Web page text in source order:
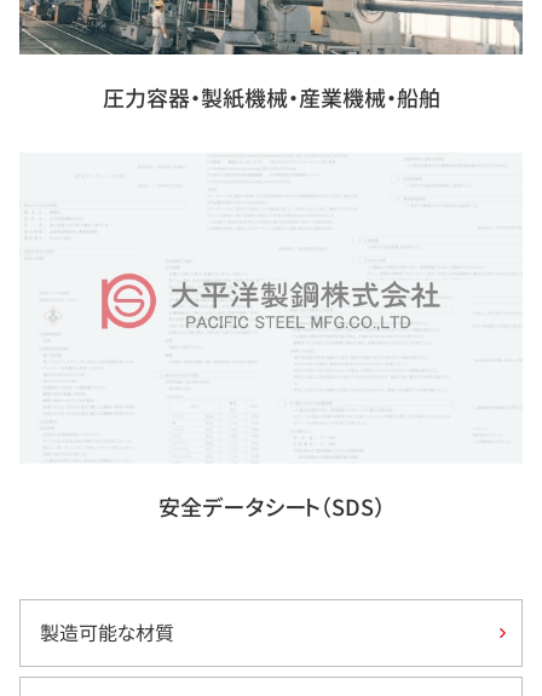
圧力容器・製紙機械・産業機械・船舶
安全データシート（SDS）
製造可能な材質